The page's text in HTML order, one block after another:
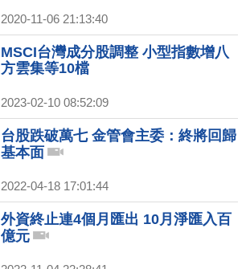
2020-11-06 21:13:40
MSCI台灣成分股調整 小型指數增八
方雲集等10檔
2023-02-10 08:52:09
台股跌破萬七 金管會主委：終將回歸
基本面
2022-04-18 17:01:44
外資終止連4個月匯出 10月淨匯入百
億元